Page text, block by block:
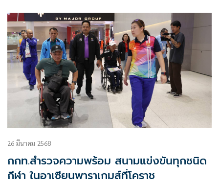
อธิบดีกรมส่งเสริมและพัฒนาคุณภาพชีวิตคนพิการ
26 มีนาคม 2568
กกท.สำรวจความพร้อม สนามแข่งขันทุกชนิด
กีฬา ในอาเซียนพาราเกมส์ที่โคราช